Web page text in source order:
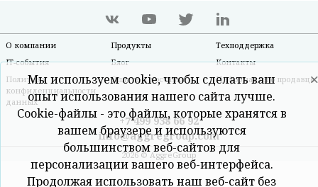
+7 499 938 66 92
info@aggregroup.com
О компании Продукты
Техподдержка
IT-события
Блог
Контакты
Политика
конфиденциальности
данных
Оплата и доставка Информация о продавце
2026 © AggreGroup
Мы используем cookie, чтобы сделать ваш
опыт использования нашего сайта лучше.
Cookie-файлы - это файлы, которые хранятся в
вашем браузере и используются
большинством веб-сайтов для
персонализации вашего веб-интерфейса.
Продолжая использовать наш веб-сайт без